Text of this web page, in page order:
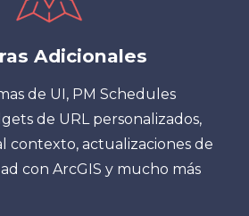
Adicionales
de UI, PM Schedules
de URL personalizados,
contexto, actualizaciones de
con ArcGIS y mucho más